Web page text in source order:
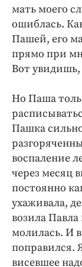
мать моего
ошиблась.
Пашей, его
прямо при
Вот увидишь,
Но Паша
Пашка
воспаление
через месяц
постоянно
ухаживала,
возила
молилась. И
поправился.
висевшее